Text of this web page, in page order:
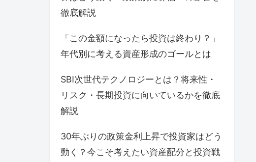
徹底解説
「この金額になったら投資は終わり？」
年代別に考える資産形成のゴールとは
SBI次世代テクノロジーとは？将来性・
リスク・長期投資に向いているかを徹底
解説
30年ぶりの政策金利上昇で投資家はどう
動く？今こそ考えたい資産配分と投資戦